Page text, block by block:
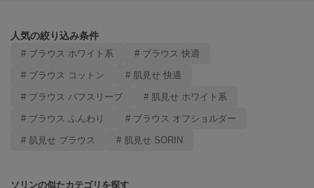
ミチュ コケット
ミースロエ
miies miim
ミーエスミーム
Mila Owen
MOIGE
人気の絞り込み条件
# ブラウス ホワイト系 # ブラウス 快適
# ブラウス コットン # 肌見せ 快適
# ブラウス パフスリーブ # 肌見せ ホワイト系
# ブラウス ふんわり # ブラウス オフショルダー
# 肌見せ ブラウス # 肌見せ SORIN
ソリンの似たカテゴリを探す